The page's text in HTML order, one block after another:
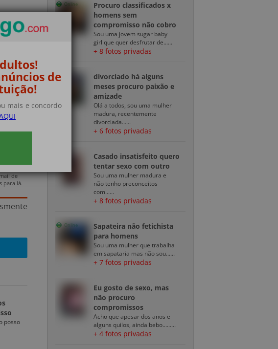
de
para lá.
posso
Online
Procuro classificados x
homens sem
compromisso não cobro
Sou uma jovem sugar baby
girl que quer desfrutar de......
+ 8 fotos privadas
divorciado há alguns
meses procuro paixão e
amizade
Olá a todos, sou uma mulher
madura, recentemente
divorciada......
+ 6 fotos privadas
Casado insatisfeito quero
tentar sexo com outro
Sou uma mulher madura e
não tenho preconceitos
com......
+ 8 fotos privadas
Online
Sapateira não fetichista
para homens
Sou uma mulher que trabalha
em sapataria mas não sou......
+ 7 fotos privadas
Eu gosto de sexo, mas
não procuro
compromissos
Acho que apesar dos anos e
alguns quilos, ainda bebo.........
+ 4 fotos privadas
de
mais e concordo